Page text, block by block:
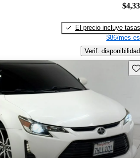
El precio incluye tasas
$86/mes
Verif. disponibilidad